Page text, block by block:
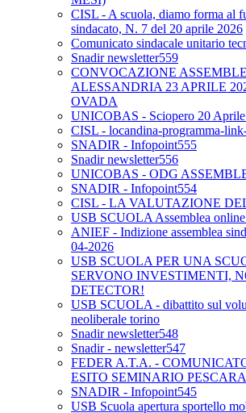
CISL - A scuola, diamo forma al
sindacato, N. 7 del 20 aprile 2026
Comunicato sindacale unitario
Snadir newsletter559
CONVOCAZIONE
ALESSANDRIA 23 APRILE
OVADA
UNICOBAS - Sciopero 20
CISL - locandina-programma-
SNADIR - Infopoint555
Snadir newsletter556
UNICOBAS - ODG
SNADIR - Infopoint554
CISL - LA VALUTAZIONE
USB SCUOLA Assemblea
ANIEF - Indizione assemblea
04-2026
USB SCUOLA PER UNA
SERVONO INVESTIMENTI,
DETECTOR!
USB SCUOLA - dibattito sul
neoliberale torino
Snadir newsletter548
Snadir - newsletter547
FEDER A.T.A. -
ESITO SEMINARIO
SNADIR - Infopoint545
USB Scuola apertura sportello